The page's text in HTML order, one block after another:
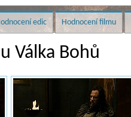
edic Hodnocení filmu
Válka Bohů